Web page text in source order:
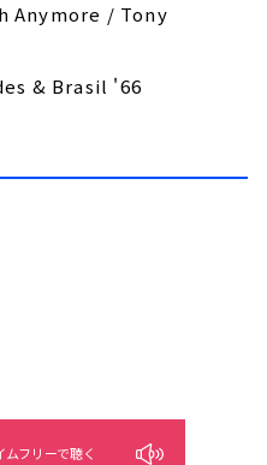
Anymore / Tony
& Brasil '66
ムフリーで聴く